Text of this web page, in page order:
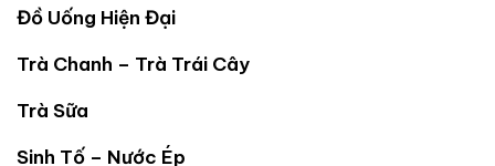
Đồ Uống Hiện Đại
Trà Chanh – Trà Trái Cây
Trà Sữa
Sinh Tố – Nước Ép